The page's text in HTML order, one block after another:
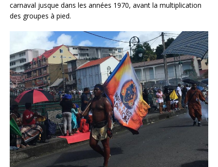
carnaval jusque dans les années 1970, avant la multiplication
des groupes à pied.